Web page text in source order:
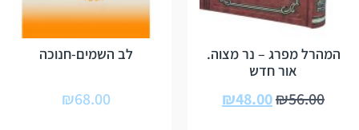
המהרל מפרג – נר מצוה.
אור חדש
₪56.00
₪48.00
לב השמים-חנוכה
₪68.00